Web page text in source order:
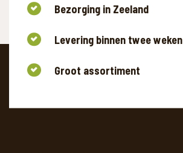
Bezorging in Zeeland
Levering binnen twee weken
Groot assortiment